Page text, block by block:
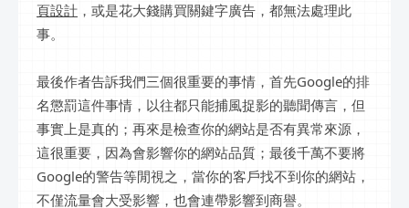
頁設計 ，或是花大錢購買關鍵字廣告，都無法處理此
事。
最後作者告訴我們三個很重要的事情，首先Google的排
名懲罰這件事情，以往都只能捕風捉影的聽聞傳言，但
事實上是真的；再來是檢查你的網站是否有異常來源，
這很重要，因為會影響你的網站品質；最後千萬不要將
Google的警告等閒視之，當你的客戶找不到你的網站，
不僅流量會大受影響，也會連帶影響到商譽。